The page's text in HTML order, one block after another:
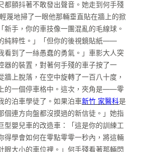
都顫抖著不敢發出聲音。她走到何手殘
輕蔑地掃了一眼他那輛垂直貼在牆上的掀
新手，你的車技像一團混亂的毛線球。
純粹性。」「但你的後視鏡貼紙——
看到了一絲愚蠢的勇氣。」車影大人突
器的裝置，對著何手殘的車子按了一
牆上脫落，在空中旋轉了一百八十度，
的一個停車格中。這次，夾角是——零
的泊車學徒了。如果泊車新竹 家醫科是
個連方向盤都沒摸過的新信徒。」她指
型嬰兒車的改造車：「這是你的訓練工
得學會如何在零點零零一秒內，將這輛
眼大小的車位裡。」何手殘看著那輛閃